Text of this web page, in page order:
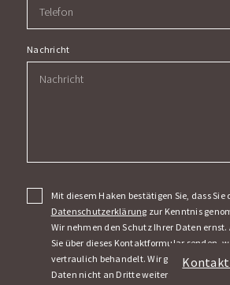
Kontakt
Nachricht
Mit diesem Haken bestätigen Sie, dass Sie
Datenschutzerklärung zur Kenntnis
Wir nehmen den Schutz Ihrer Daten
Sie über dieses Kontaktformular senden,
vertraulich behandelt. Wir garantieren,
Daten nicht an Dritte weitergegeben,